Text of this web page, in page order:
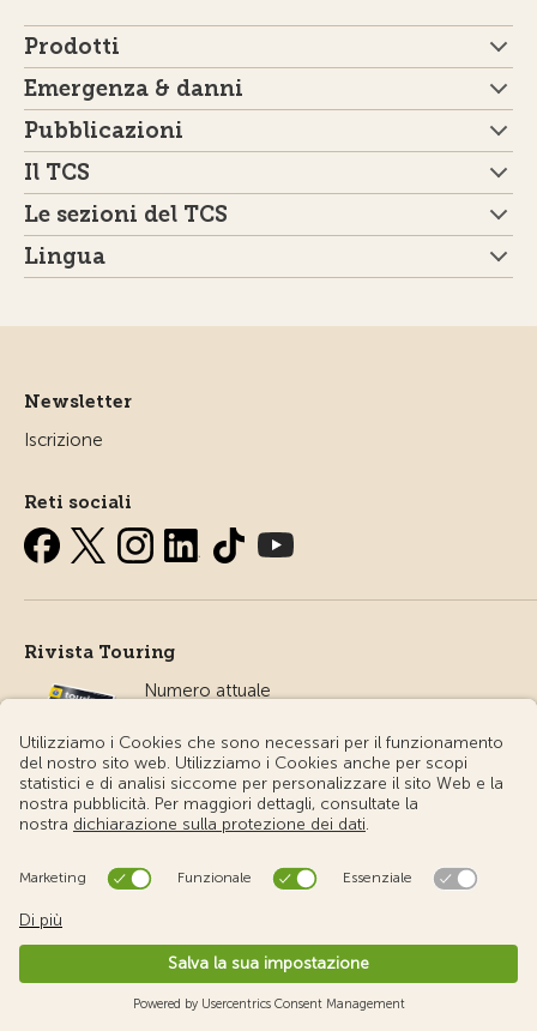
Prodotti
Emergenza & danni
Pubblicazioni
Il TCS
Le sezioni del TCS
Lingua
Newsletter
Iscrizione
Reti sociali
Rivista Touring
Numero attuale
Camping
Tutto sul campeggio